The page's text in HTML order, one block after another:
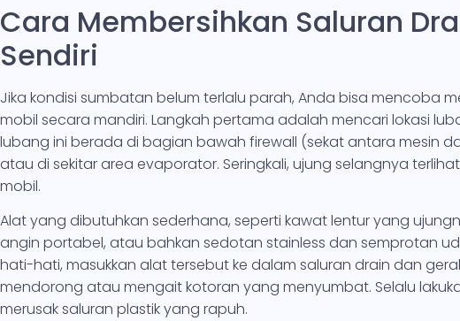
Cara Membersihkan Saluran
Sendiri
Jika kondisi sumbatan belum terlalu parah, Anda bisa mencoba
mobil secara mandiri. Langkah pertama adalah mencari lokasi
lubang ini berada di bagian bawah firewall (sekat antara mesin
atau di sekitar area evaporator. Seringkali, ujung selangnya
mobil.
Alat yang dibutuhkan sederhana, seperti kawat lentur yang
angin portabel, atau bahkan sedotan stainless dan semprotan
hati-hati, masukkan alat tersebut ke dalam saluran drain dan
mendorong atau mengait kotoran yang menyumbat. Selalu
merusak saluran plastik yang rapuh.